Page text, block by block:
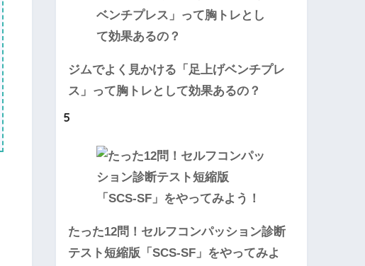
ジムでよく見かける「足上げベンチプレ
ス」って胸トレとして効果あるの？
5
たった12問！セルフコンパッション診断
テスト短縮版「SCS-SF」をやってみよ